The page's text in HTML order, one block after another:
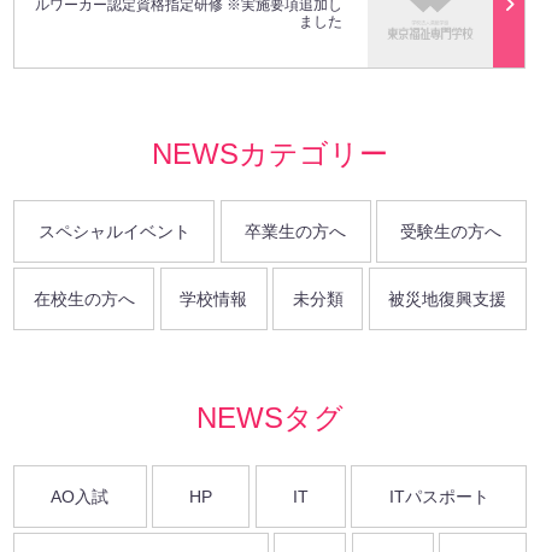
ルワーカー認定資格指定研修 ※実施要項追加し
ました
NEWSカテゴリー
スペシャルイベント 卒業生の方へ 受験生の方へ
在校生の方へ 学校情報 未分類 被災地復興支援
NEWSタグ
AO入試 HP IT ITパスポート